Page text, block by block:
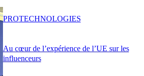
Au cœur de l’expérience de l’UE sur les
influenceurs
PROTECHNOLOGIES